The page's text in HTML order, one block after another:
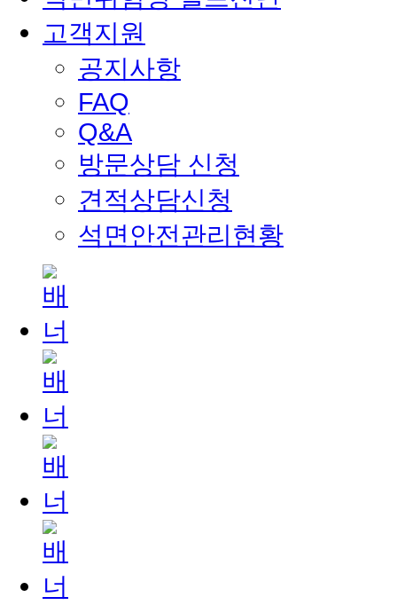
고객지원
공지사항
FAQ
Q&A
방문상담 신청
견적상담신청
석면안전관리현황